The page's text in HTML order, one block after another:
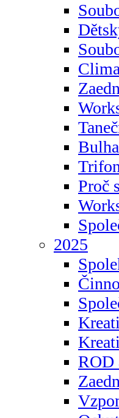
Proč
2025
ROD